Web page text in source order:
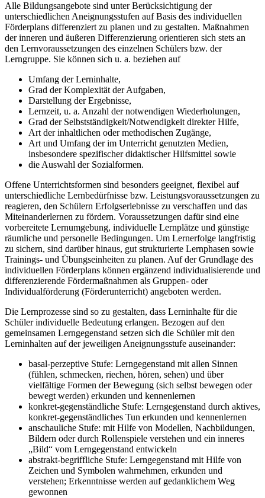
Alle Bildungsangebote sind unter Berücksichtigung der
unterschiedlichen Aneignungsstufen auf Basis des individuellen
Förderplans differenziert zu planen und zu gestalten. Maßnahmen
der inneren und äußeren Differenzierung orientieren sich stets an
den Lernvoraussetzungen des einzelnen Schülers bzw. der
Lerngruppe. Sie können sich u. a. beziehen auf
Umfang der Lerninhalte,
Grad der Komplexität der Aufgaben,
Darstellung der Ergebnisse,
Lernzeit, u. a. Anzahl der notwendigen Wiederholungen,
Grad der Selbstständigkeit/Notwendigkeit direkter Hilfe,
Art der inhaltlichen oder methodischen Zugänge,
Art und Umfang der im Unterricht genutzten Medien,
insbesondere spezifischer didaktischer Hilfsmittel sowie
die Auswahl der Sozialformen.
Offene Unterrichtsformen sind besonders geeignet, flexibel auf
unterschiedliche Lernbedürfnisse bzw. Leistungsvoraussetzungen zu
reagieren, den Schülern Erfolgserlebnisse zu verschaffen und das
Miteinanderlernen zu fördern. Voraussetzungen dafür sind eine
vorbereitete Lernumgebung, individuelle Lernplätze und günstige
räumliche und personelle Bedingungen. Um Lernerfolge langfristig
zu sichern, sind darüber hinaus, gut strukturierte Lernphasen sowie
Trainings- und Übungseinheiten zu planen. Auf der Grundlage des
individuellen Förderplans können ergänzend individualisierende und
differenzierende Fördermaßnahmen als Gruppen- oder
Individualförderung (Förderunterricht) angeboten werden.
Die Lernprozesse sind so zu gestalten, dass Lerninhalte für die
Schüler individuelle Bedeutung erlangen. Bezogen auf den
gemeinsamen Lerngegenstand setzen sich die Schüler mit den
Lerninhalten auf der jeweiligen Aneignungsstufe auseinander:
basal-perzeptive Stufe: Lerngegenstand mit allen Sinnen
(fühlen, schmecken, riechen, hören, sehen) und über
vielfältige Formen der Bewegung (sich selbst bewegen oder
bewegt werden) erkunden und kennenlernen
konkret-gegenständliche Stufe: Lerngegenstand durch aktives,
konkret-gegenständliches Tun erkunden und kennenlernen
anschauliche Stufe: mit Hilfe von Modellen, Nachbildungen,
Bildern oder durch Rollenspiele verstehen und ein inneres
„Bild“ vom Lerngegenstand entwickeln
abstrakt-begriffliche Stufe: Lerngegenstand mit Hilfe von
Zeichen und Symbolen wahrnehmen, erkunden und
verstehen; Erkenntnisse werden auf gedanklichem Weg
gewonnen